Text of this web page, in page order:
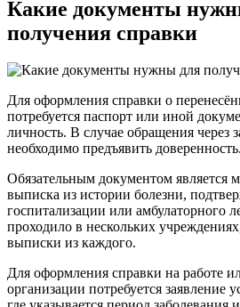
Какие документы
получения справки
Для оформления справки о
потребуется паспорт или иной
личность. В случае обращения через
необходимо предъявить доверенность.
Обязательным документом является
выписка из истории болезни,
госпитализации или амбулаторного
проходило в нескольких
выписки из каждого.
Для оформления справки на работе
организации потребуется заявление